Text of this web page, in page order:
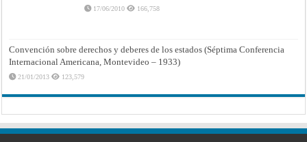
17/06/2010 166,758
Convención sobre derechos y deberes de los estados (Séptima Conferencia
Internacional Americana, Montevideo – 1933)
21/01/2013 123,579